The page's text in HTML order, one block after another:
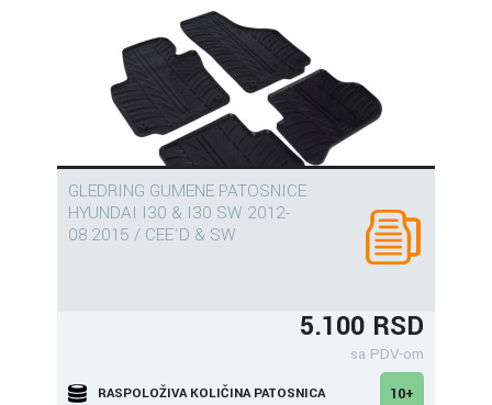
GLEDRING GUMENE PATOSNICE
HYUNDAI I30 & I30 SW 2012-
08.2015 / CEE'D & SW
5.100 RSD
sa PDV-om
RASPOLOŽIVA KOLIČINA PATOSNICA 10+